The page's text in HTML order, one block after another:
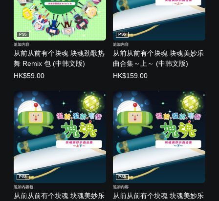
从前从前有个块魂 块魂劲歌热
舞 Remix 包 (中韩文版)
PS5
追加内容
HK$59.00
从前从前有个块魂 块魂美妙乐
曲合集～上～ (中韩文版)
PS5
追加内容
HK$159.00
从前从前有个块魂 块魂美妙乐
PS5
追加内容包
从前从前有个块魂 块魂美妙乐
PS5
追加内容